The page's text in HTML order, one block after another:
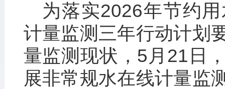
为落实2026年节约
计量监测三年行动计划
量监测现状，5月21日
展非常规水在线计量监